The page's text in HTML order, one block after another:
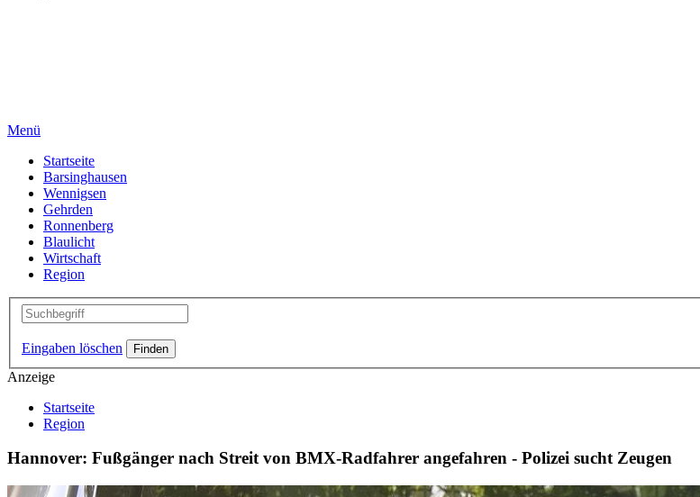
Menü
Startseite
Barsinghausen
Wennigsen
Gehrden
Ronnenberg
Blaulicht
Wirtschaft
Region
Eingaben löschen
Anzeige
Startseite
Region
Hannover: Fußgänger nach Streit von BMX-Radfahrer angefahren - Polizei sucht Zeugen